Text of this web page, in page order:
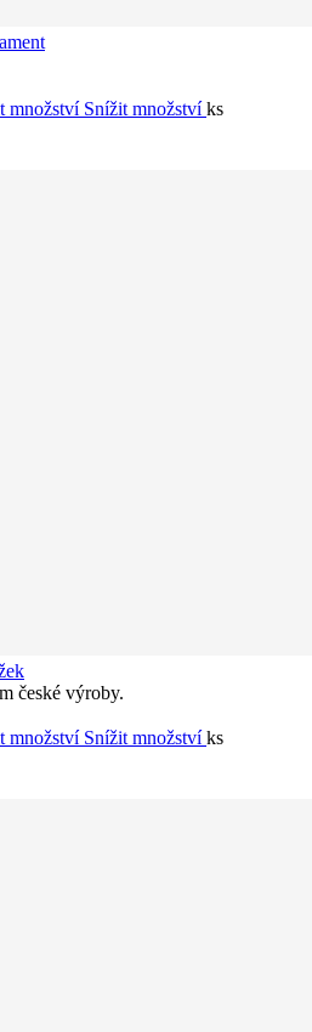
množství Snížit množstvíks
české výroby.
množství Snížit množstvíks